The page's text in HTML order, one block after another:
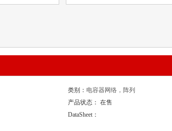
类别： 电容器网络，阵列
产品状态： 在售
DataSheet：